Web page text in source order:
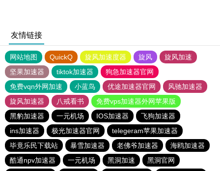
友情链接
网站地图 QuickQ 旋风加速度器 旋风
旋风加速
坚果加速器
tiktok加速器
狗急加速器官网
免费vqn外网加速
小蓝鸟 优途加速器官网
风驰加速器
旋风加速器
八戒看书
免费vps加速器外网苹果版
黑豹加速器
一元机场 IOS加速器
飞狗加速器
ins加速器
极光加速器官网
telegeram苹果加速器
毕竟乐民下载站
暴雪加速器 老佛爷加速器
海鸥加速器
酷通npv加速器
一元机场 黑洞加速 黑洞官网